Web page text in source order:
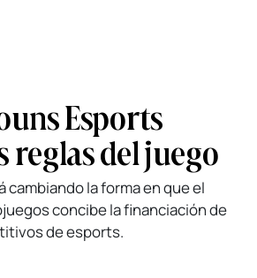
Esports
reglas del juego
cambiando la forma en que el
concibe la financiación de
de esports.